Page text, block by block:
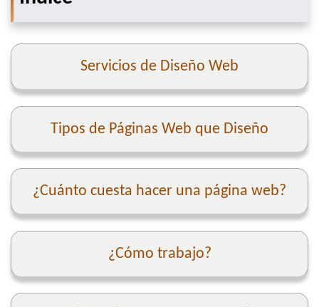
Servicios de Diseño Web
Tipos de Páginas Web que Diseño
¿Cuánto cuesta hacer una página web?
¿Cómo trabajo?